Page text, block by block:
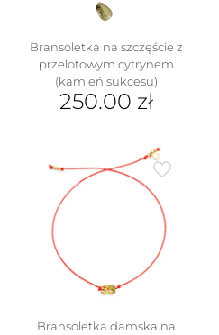
Bransoletka na szczęście z
przelotowym cytrynem
(kamień sukcesu)
250.00 zł
wiele
wariantów.
stronie
produktu
Bransoletka damska na